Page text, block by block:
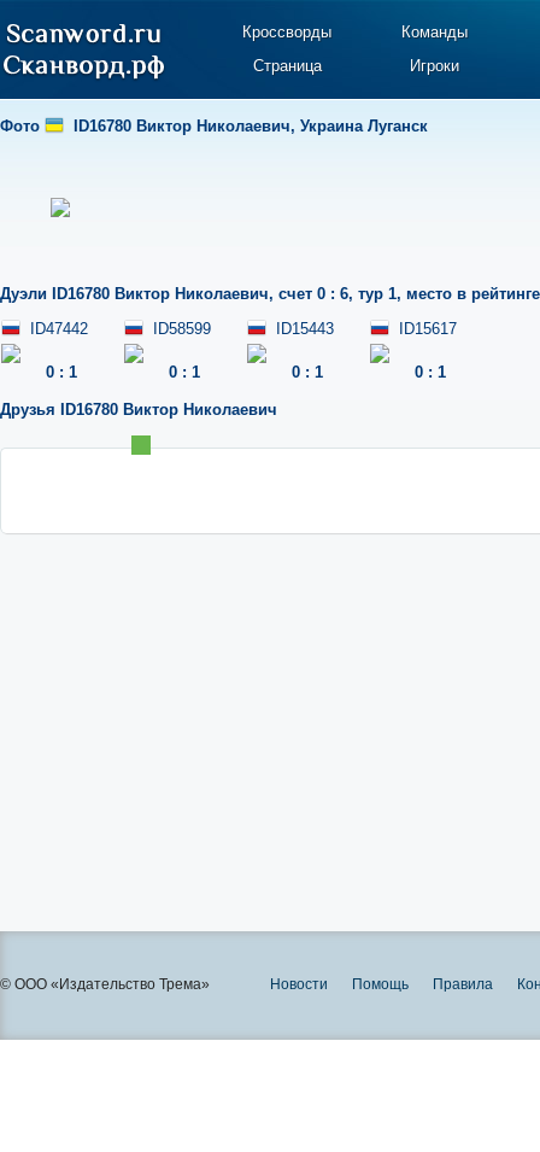
Кроссворды
Команды
Страница
Игроки
Фото ID16780 Виктор Николаевич, Украина Луганск
Дуэли ID16780 Виктор Николаевич, счет 0 : 6, тур 1, место в
ID47442
0 : 1
ID58599
0 : 1
ID15443
0 : 1
ID15617
0 : 1
Друзья ID16780 Виктор Николаевич
© ООО «Издательство Трема» Новости Помощь Правила